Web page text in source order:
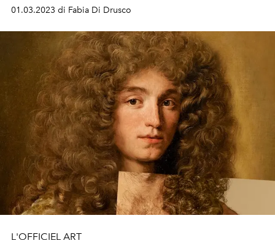
01.03.2023 di Fabia Di Drusco
L'OFFICIEL ART